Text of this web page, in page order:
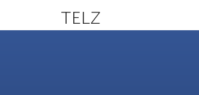
TELZ